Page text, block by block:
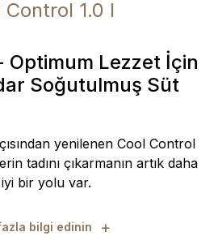
Control 1.0 l
Optimum Lezzet İçin
Soğutulmuş Süt
yenilenen Cool Control
tadını çıkarmanın artık daha
bir yolu var.
bilgi edinin +